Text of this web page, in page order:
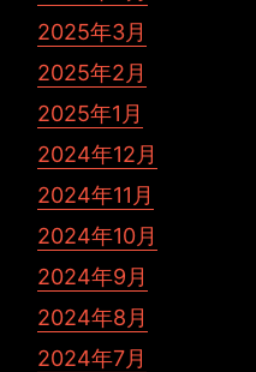
2025年3月
2025年2月
2025年1月
2024年12月
2024年11月
2024年10月
2024年9月
2024年8月
2024年7月